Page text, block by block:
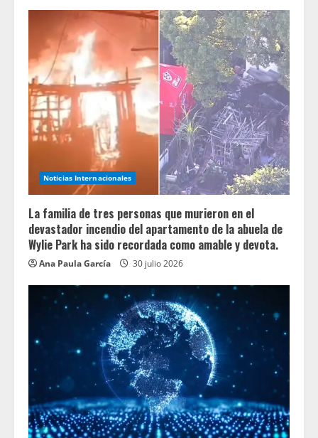
Noticias Internacionales
La familia de tres personas que murieron en el
devastador incendio del apartamento de la abuela de
Wylie Park ha sido recordada como amable y devota.
Ana Paula García 30 julio 2026